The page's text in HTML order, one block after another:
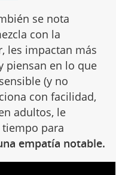
se nota
con la
les impactan más
piensan en lo que
(y no
con facilidad,
adultos, le
tiempo para
empatía notable.